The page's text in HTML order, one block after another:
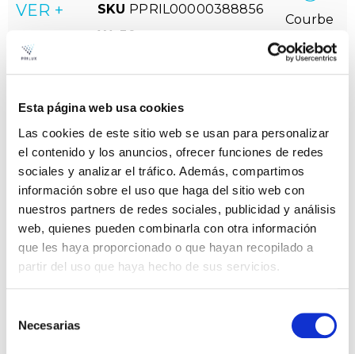
Esta página web usa cookies
Las cookies de este sitio web se usan para personalizar
el contenido y los anuncios, ofrecer funciones de redes
sociales y analizar el tráfico. Además, compartimos
información sobre el uso que haga del sitio web con
nuestros partners de redes sociales, publicidad y análisis
web, quienes pueden combinarla con otra información
que les haya proporcionado o que hayan recopilado a
partir del uso que haya hecho de sus servicios.
Necesarias
VER +
SKU PPRIL00000388856
W 30
Courbe
VER +
230V
SKU
PPRIL00000402033
W 20
Couler 1905
CCT 3000k
Courbe
VER +
FAVRIA GRIS 20W 840
Courbe